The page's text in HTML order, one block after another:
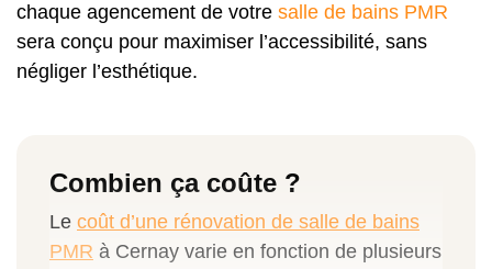
chaque agencement de votre salle de bains PMR
sera conçu pour maximiser l’accessibilité, sans
négliger l’esthétique.
Combien ça coûte ?
Le coût d’une rénovation de salle de bains
PMR à Cernay varie en fonction de plusieurs